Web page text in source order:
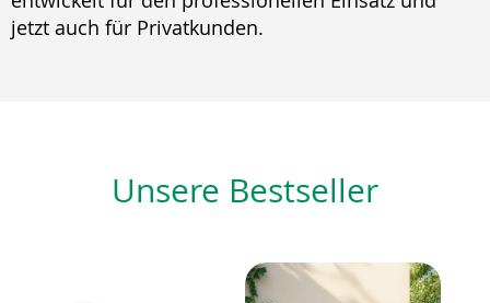
jetzt auch für Privatkunden.
Unsere Bestseller